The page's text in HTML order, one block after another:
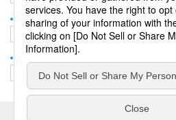
誌面＆andのバックナンバー
誌面＆andのバックナンバー
お問い合わせ